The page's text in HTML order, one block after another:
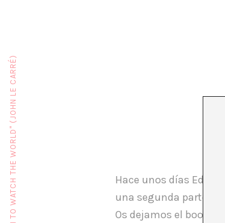
Hace unos días
una segunda parte
Os dejamos el